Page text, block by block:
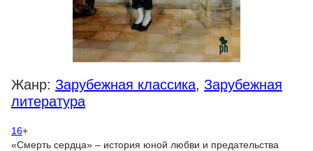
Жанр: Зарубежная классика, Зарубежная
литература
16+
«Смерть сердца» – история юной любви и предательства